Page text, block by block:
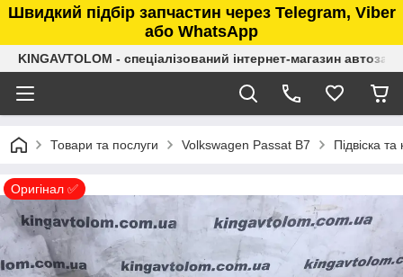
Швидкий підбір запчастин через Telegram, Viber
або WhatsApp
KINGAVTOLOM - спеціалізований інтернет-магазин
Товари та послуги Volkswagen Passat B7 Підвіска
Оригінал ✅